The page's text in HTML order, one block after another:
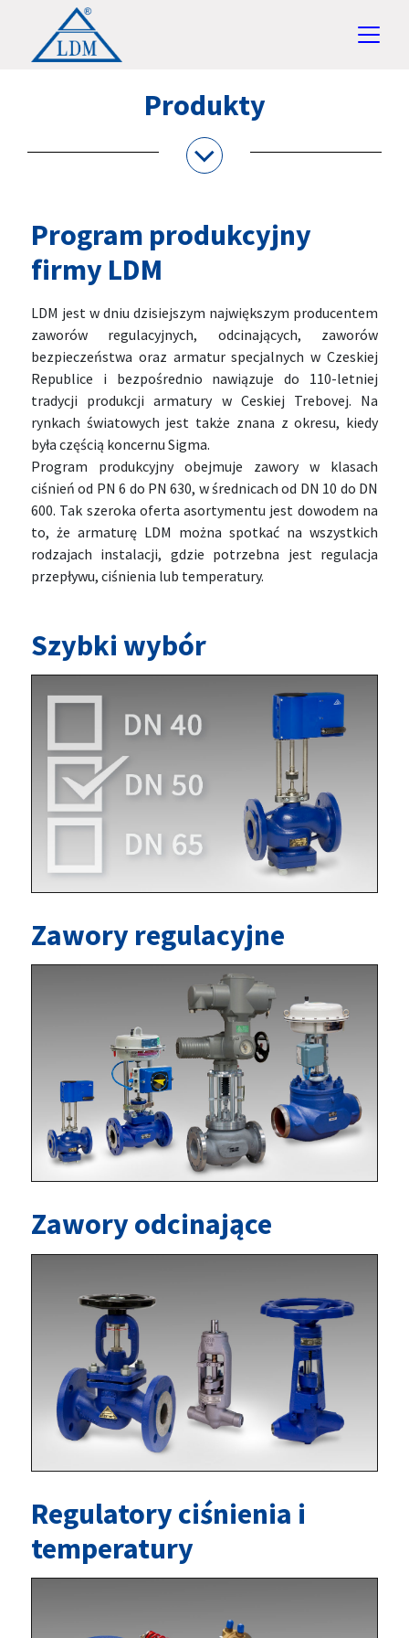
Produkty
Program produkcyjny
firmy LDM
LDM jest w dniu dzisiejszym największym producentem
zaworów regulacyjnych, odcinających, zaworów
bezpieczeństwa oraz armatur specjalnych w Czeskiej
Republice i bezpośrednio nawiązuje do 110-letniej
tradycji produkcji armatury w Ceskiej Trebovej. Na
rynkach światowych jest także znana z okresu, kiedy
była częścią koncernu Sigma.
Program produkcyjny obejmuje zawory w klasach
ciśnień od PN 6 do PN 630, w średnicach od DN 10 do DN
600. Tak szeroka oferta asortymentu jest dowodem na
to, że armaturę LDM można spotkać na wszystkich
rodzajach instalacji, gdzie potrzebna jest regulacja
przepływu, ciśnienia lub temperatury.
Szybki wybór
Zawory regulacyjne
Zawory odcinające
Regulatory ciśnienia i
temperatury